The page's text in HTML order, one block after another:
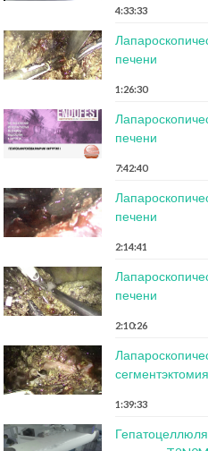
4:33:33
печени
1:26:30
печени
7:42:40
печени
2:14:41
печени
2:10:26
1:39:33